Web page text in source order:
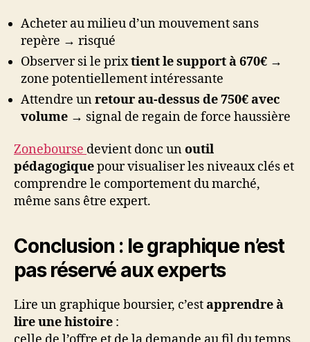
Acheter au milieu d’un mouvement sans
repère → risqué
Observer si le prixtient le support à 670€ →
zone potentiellement intéressante
Attendre unretour au-dessus de 750€ avec
volume → signal de regain de force haussière
Zonebourse devient donc unoutil
pédagogiquepour visualiser les niveaux clés et
comprendre le comportement du marché,
même sans être expert.
Conclusion : le graphique n’est
pas réservé aux experts
Lire un graphique boursier, c’estapprendre à
lire une histoire :